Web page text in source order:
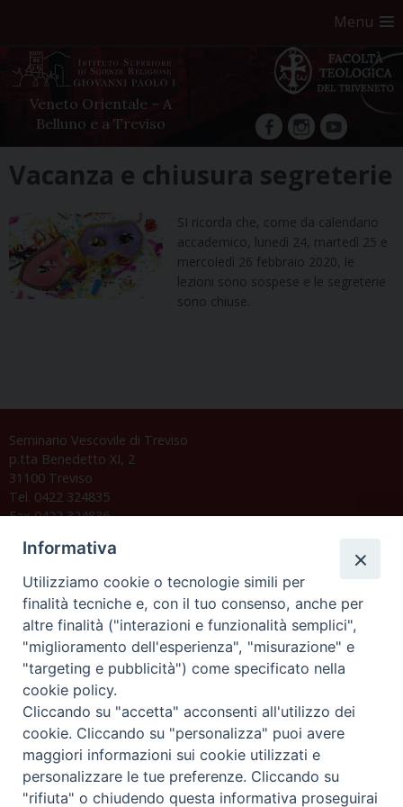
Menu
Veneto Orientale – A
Belluno e a Treviso
facebookInstagram
YouTube
toVacanza e chiusura segreterie
SI ricorda che, come da calendario
accademico, lunedì 24, martedì 25 e
mercoledì 26 febbraio 2020, le
lezioni sono sospese e le segreterie
sono chiuse.
Seminario Vescovile di Treviso
p.tta Benedetto XI, 2
31100 Treviso
Tel. 0422 324835
Fax 0422 324836
C.F. 94004060268
Orario di segreteria
Lunedì 17.30-19.30
Martedì 17.30-19.30
Mercoledì 17.30-19.30
Giovedì 17.30-19.30
Venerdì chiuso
Sabato 9.30-11.30
Informativa
Utilizziamo cookie o tecnologie simili per
finalità tecniche e, con il tuo consenso, anche per
altre finalità ("interazioni e funzionalità semplici",
"miglioramento dell'esperienza", "misurazione" e
"targeting e pubblicità") come specificato nella
cookie policy.
Cliccando su "accetta" acconsenti all'utilizzo dei
cookie. Cliccando su "personalizza" puoi avere
maggiori informazioni sui cookie utilizzati e
personalizzare le tue preferenze. Cliccando su
"rifiuta" o chiudendo questa informativa proseguirai